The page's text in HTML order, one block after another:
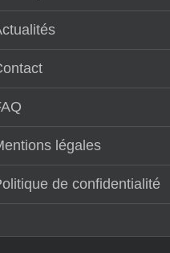
légales
de confidentialité